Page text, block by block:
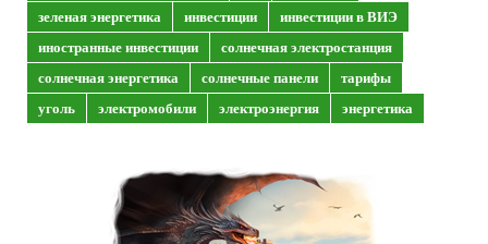
зеленая энергетика
инвестиции
инвестиции в ВИЭ
иностранные инвестиции
солнечная электростанция
солнечная энергетика
солнечные панели
тарифы
уголь
электромобили электроэнергия энергетика